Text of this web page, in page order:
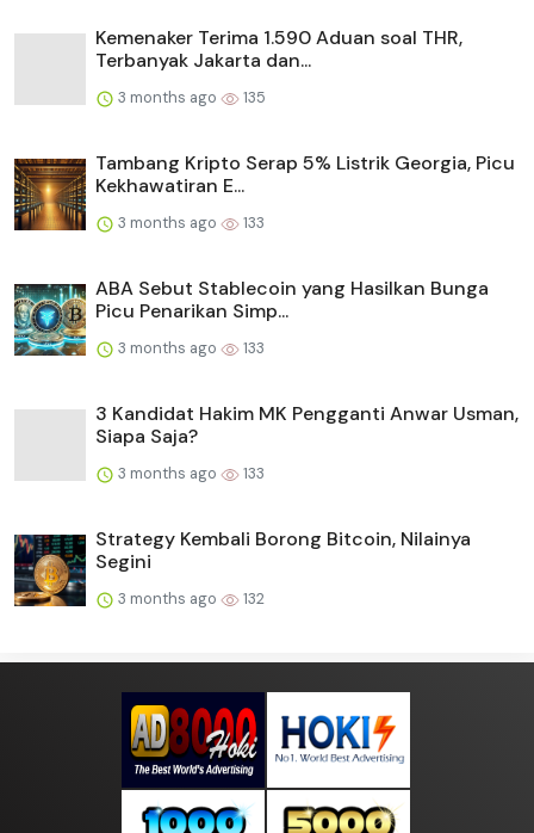
Kemenaker Terima 1.590 Aduan soal THR,
Terbanyak Jakarta dan...
3 months ago 135
Tambang Kripto Serap 5% Listrik Georgia, Picu
Kekhawatiran E...
3 months ago 133
ABA Sebut Stablecoin yang Hasilkan Bunga
Picu Penarikan Simp...
3 months ago 133
3 Kandidat Hakim MK Pengganti Anwar Usman,
Siapa Saja?
3 months ago 133
Strategy Kembali Borong Bitcoin, Nilainya
Segini
3 months ago 132